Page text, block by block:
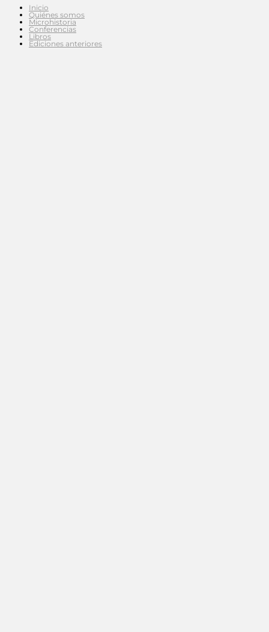
Inicio
Quiénes somos
Microhistoria
Conferencias
Libros
Ediciones anteriores